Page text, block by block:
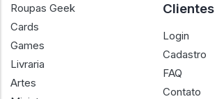
Roupas Geek
Cards
Games
Livraria
Artes
Clientes
Login
Cadastro
FAQ
Contato